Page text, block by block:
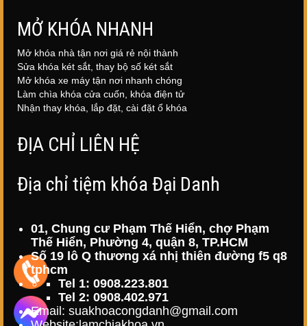
MỞ KHÓA NHANH
Mở khóa nhà tận nơi giá rẻ nội thành
Sửa khóa két sắt, thay bộ số két sắt
Mở khóa xe máy tận nơi nhanh chóng
Làm chìa khóa cửa cuốn, khóa điện tử
Nhận thay khóa, lắp đặt, cài đặt ổ khóa
ĐỊA CHỈ LIÊN HỆ
Địa chỉ tiệm khóa Đại Danh
01, Chung cư Phạm Thế Hiển, chợ Phạm
Thế Hiển, Phường 4, quận 8, TP.HCM
Số 19 lô Q thương xá nhị thiên đường f5 q8
tphcm
Tel 1: 0908.223.801
Tel 2: 0908.402.971
Email: suakhoacongdanh@gmail.com